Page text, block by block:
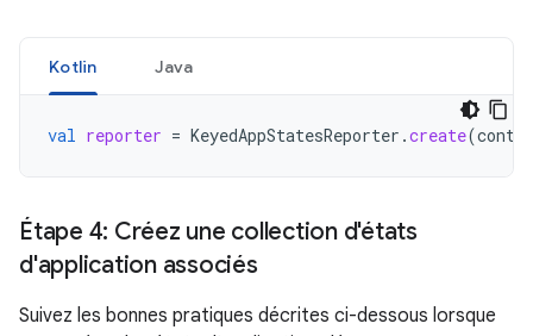
Kotlin Java
val reporter = KeyedAppStatesReporter .create(
Étape 4: Créez une collection d'états
d'application associés
Suivez les bonnes pratiques décrites ci-dessous lorsque